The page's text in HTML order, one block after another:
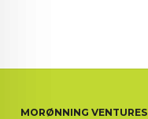
MORØNNING VENTURES